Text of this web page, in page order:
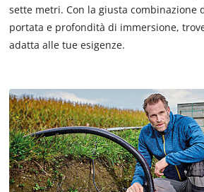
sette metri. Con la giusta combinazione
portata e profondità di immersione,
adatta alle tue esigenze.